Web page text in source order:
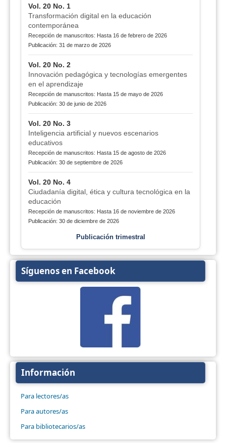
Vol. 20 No. 1
Transformación digital en la educación
contemporánea
Recepción de manuscritos: Hasta 16 de febrero de 2026
Publicación: 31 de marzo de 2026
Vol. 20 No. 2
Innovación pedagógica y tecnologías emergentes
en el aprendizaje
Recepción de manuscritos: Hasta 15 de mayo de 2026
Publicación: 30 de junio de 2026
Vol. 20 No. 3
Inteligencia artificial y nuevos escenarios
educativos
Recepción de manuscritos: Hasta 15 de agosto de 2026
Publicación: 30 de septiembre de 2026
Vol. 20 No. 4
Ciudadanía digital, ética y cultura tecnológica en la
educación
Recepción de manuscritos: Hasta 16 de noviembre de 2026
Publicación: 30 de diciembre de 2026
Publicación trimestral
Síguenos en Facebook
Información
Para lectores/as
Para autores/as
Para bibliotecarios/as